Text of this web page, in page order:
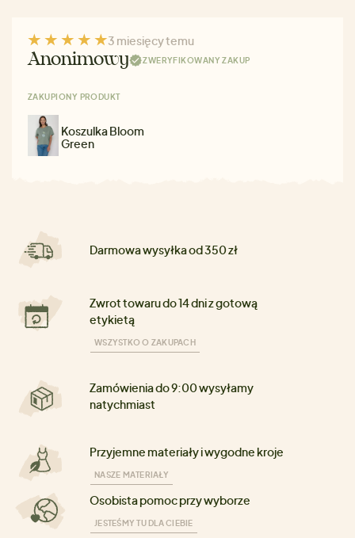
3 miesięcy temu
Anonimowy ZWERYFIKOWANY ZAKUP
ZAKUPIONY PRODUKT
Koszulka Bloom
Green
Darmowa wysyłka od 350 zł
Zwrot towaru do 14 dni z gotową
etykietą
WSZYSTKO O ZAKUPACH
Zamówienia do 9:00 wysyłamy
natychmiast
Przyjemne materiały i wygodne kroje
NASZE MATERIAŁY
Osobista pomoc przy wyborze
JESTEŚMY TU DLA CIEBIE